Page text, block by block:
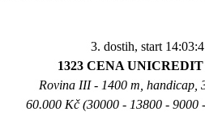
3. dostih, start
1323 CENA
Rovina III - 1400 m, handicap,
60.000 Kč (30000 - 13800 - 9000